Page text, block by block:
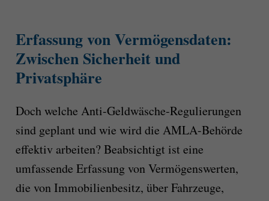
Erfassung von Vermögensdaten:
Zwischen Sicherheit und
Privatsphäre
Doch welche Anti-Geldwäsche-Regulierungen
sind geplant und wie wird die AMLA-Behörde
effektiv arbeiten? Beabsichtigt ist eine
umfassende Erfassung von Vermögenswerten,
die von Immobilienbesitz, über Fahrzeuge,